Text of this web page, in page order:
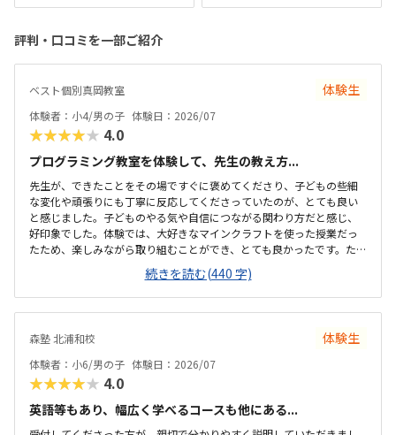
評判・口コミを一部ご紹介
ベスト個別真岡教室 体験生
体験者：小4/男の子 体験日：2026/07
★★★★★ 4.0
プログラミング教室を体験して、先生の教え方...
先生が、できたことをその場ですぐに褒めてくださり、子どもの些細
な変化や頑張りにも丁寧に反応してくださっていたのが、とても良い
と感じました。子どものやる気や自信につながる関わり方だと感じ、
好印象でした。体験では、大好きなマインクラフトを使った授業だっ
たため、楽しみながら取り組むことができ、とても良かったです。た
だ、今後もずっとマインクラフトを使った内容ではないと伺ったの
で、その後も興味を持って取り組めるかどうかは少し気になる点でし
た。教室は自宅から15分ほどの距離にあり、通いやすいと感じまし
た。また、駐車場もあるため、送り迎えもしやすく、安心して通わせ
ているわけではありませんが、壁などで視線が分散しにくい工夫がさ
れており、集中しやすい雰囲気だと感じました。月4回（1回50分）で
約12,000円という料金は、我が家にとってはや...
続きを読む(440 字)
森塾 北浦和校 体験生
体験者：小6/男の子 体験日：2026/07
★★★★★ 4.0
英語等もあり、幅広く学べるコースも他にある...